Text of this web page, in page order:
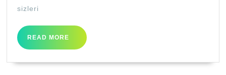
sizleri
READ MORE
READ
MORE